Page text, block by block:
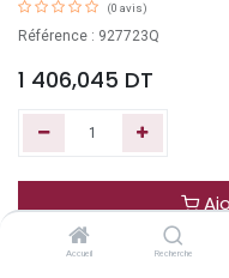
Accueil Recherche
(0 avis)
Référence : 927723Q
1 406,045 DT